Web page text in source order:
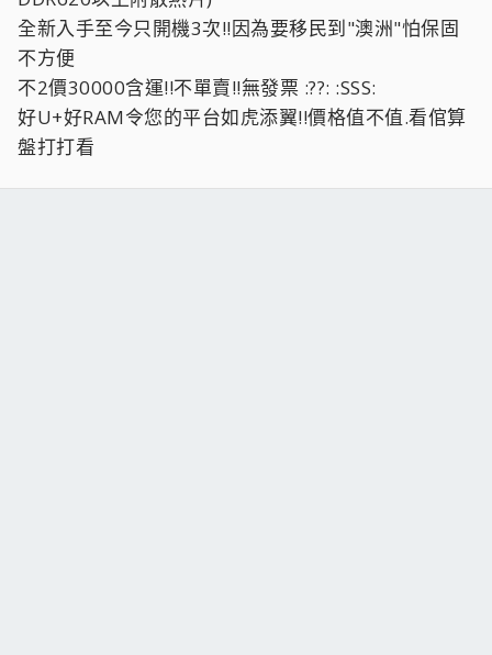
全新入手至今只開機3次!!因為要移民到"澳洲"怕保固
不方便
不2價30000含運!!不單賣!!無發票 :??: :SSS:
好U+好RAM令您的平台如虎添翼!!價格值不值.看倌算
盤打打看